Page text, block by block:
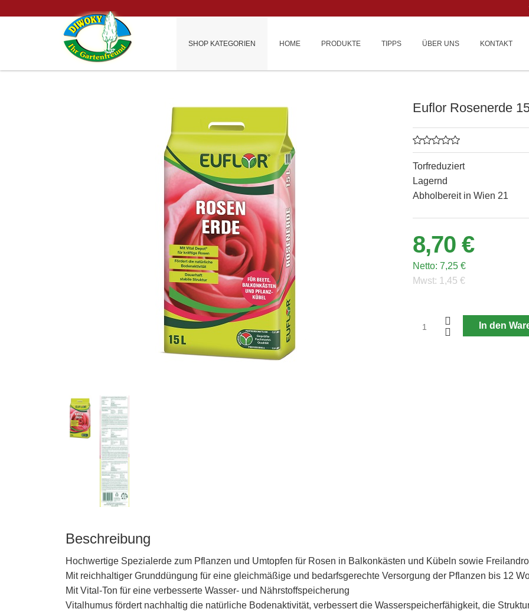
SHOP KATEGORIEN HOME PRODUKTE TIPPS ÜBER UNS KONTAKT
Euflor Rosenerde
Torfreduziert
Lagernd
Abholbereit in Wien 21
8,70 €
Netto: 7,25 €
Mwst: 1,45 €
In den
Beschreibung
Hochwertige Spezialerde zum Pflanzen und Umtopfen für Rosen in Balkonkästen und Kübeln sowie
Mit reichhaltiger Grunddüngung für eine gleichmäßige und bedarfsgerechte Versorgung der Pflanzen bis 12
Mit Vital-Ton für eine verbesserte Wasser- und Nährstoffspeicherung
Vitalhumus fördert nachhaltig die natürliche Bodenaktivität, verbessert die Wasserspeicherfähigkeit, die